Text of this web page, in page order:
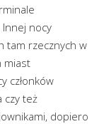
nocy
tam rzecznych w
miast
członków
czy też
dopiero